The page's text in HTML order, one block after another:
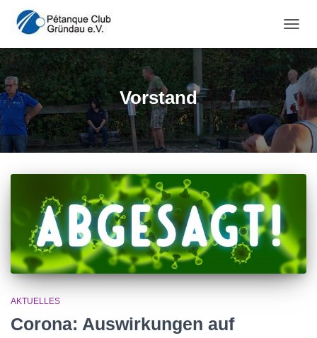
Vorstand
AKTUELLES
Corona: Auswirkungen auf